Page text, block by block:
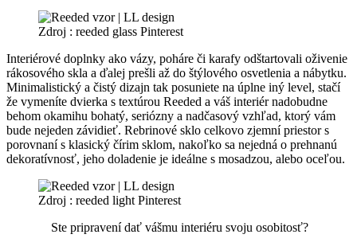
Zdroj : reeded glass Pinterest
Interiérové doplnky ako vázy, poháre či karafy odštartovali oživenie
rákosového skla a ďalej prešli až do štýlového osvetlenia a nábytku.
Minimalistický a čistý dizajn tak posuniete na úplne iný level, stačí
že vymeníte dvierka s textúrou Reeded a váš interiér nadobudne
behom okamihu bohatý, seriózny a nadčasový vzhľad, ktorý vám
bude nejeden závidieť. Rebrinové sklo celkovo zjemní priestor s
porovnaní s klasický čírim sklom, nakoľko sa nejedná o prehnanú
dekoratívnosť, jeho doladenie je ideálne s mosadzou, alebo oceľou.
Zdroj : reeded light Pinterest
Ste pripravení dať vášmu interiéru svoju osobitosť?